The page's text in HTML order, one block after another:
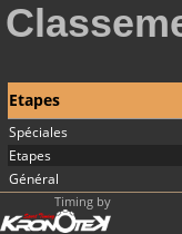
Etapes
Spéciales
Etapes
Général
Timing by